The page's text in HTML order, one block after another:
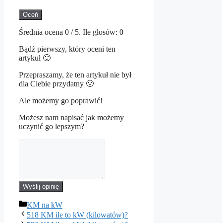
Oceń
Średnia ocena 0 / 5. Ile głosów: 0
Bądź pierwszy, który oceni ten
artykuł 🙂
Przepraszamy, że ten artykuł nie był
dla Ciebie przydatny 🙁
Ale możemy go poprawić!
Możesz nam napisać jak możemy
uczynić go lepszym?
Wyślij opinię
Kategorie
KM na kW
518 KM ile to kW (kilowatów)?